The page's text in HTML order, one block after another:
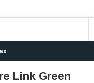
Link Green